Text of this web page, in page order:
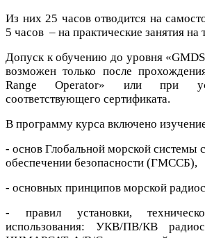
Из них 25 часов отводится на
5 часов – на практические занятия на
Допуск к обучению до уровня
возможен только после
Range Operator» или при
соответствующего сертификата.
В программу курса включено
- оcнов Глобальной морской системы
обеспечении безопасности (ГМССБ),
- основных принципов морской
- правил установки,
использования: УКВ/ПВ/КВ